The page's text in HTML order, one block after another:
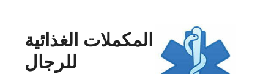
المكملات الغذائية
للرجال